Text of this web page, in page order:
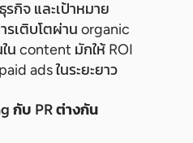
กิจ และเป้าหมาย
เติบโตผ่าน organic
น content มักให้ ROI
ads ในระยะยาว
กับ PR ต่างกัน